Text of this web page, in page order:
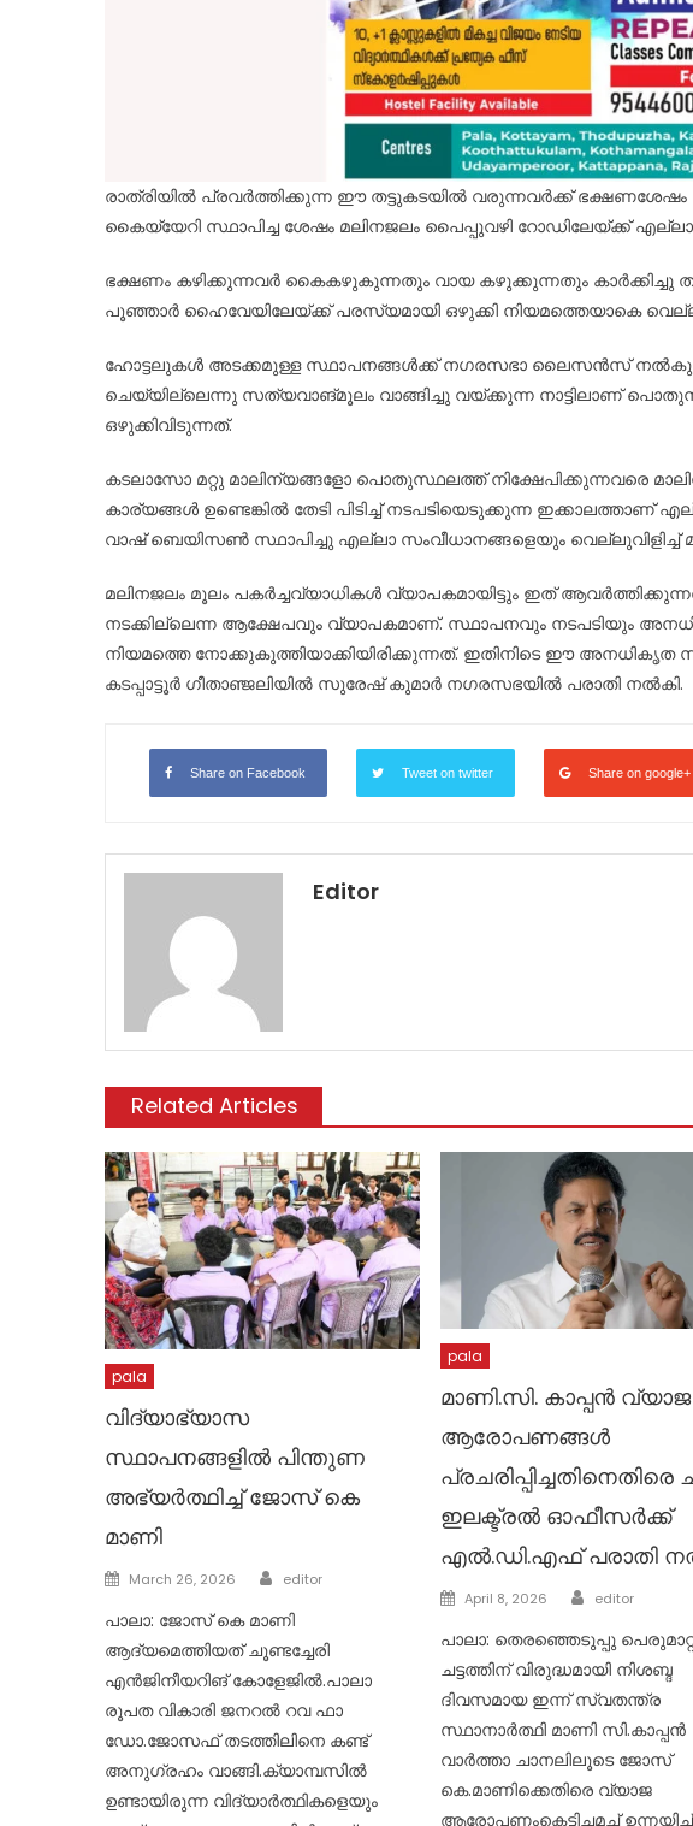
രാത്രിയിൽ പ്രവർത്തിക്കുന്ന ഈ തട്ടുകടയിൽ വരുന്നവർക്ക്
കൈയ്യേറി സ്ഥാപിച്ച ശേഷം മലിനജലം പൈപ്പുവഴി റോഡിലേയ്ക്ക്
ഭക്ഷണം കഴിക്കുന്നവർ കൈകഴുകുന്നതും വായ കഴുക്കുന്നതും കാർക്കിച്ചു
പൂഞ്ഞാർ ഹൈവേയിലേയ്ക്ക് പരസ്യമായി ഒഴുക്കി നിയമത്തെയാകെ
ഹോട്ടലുകൾ അടക്കമുള്ള സ്ഥാപനങ്ങൾക്ക് നഗരസഭാ ലൈസൻസ്
ചെയ്യില്ലെന്നു സത്യവാങ്മൂലം വാങ്ങിച്ചു വയ്ക്കുന്ന നാട്ടിലാണ്
ഒഴുക്കിവിടുന്നത്.
കടലാസോ മറ്റു മാലിന്യങ്ങളോ പൊതുസ്ഥലത്ത് നിക്ഷേപിക്കുന്നവരെ
കാര്യങ്ങൾ ഉണ്ടെങ്കിൽ തേടി പിടിച്ച് നടപടിയെടുക്കുന്ന ഇക്കാലത്താണ്
വാഷ് ബെയിസൺ സ്ഥാപിച്ചു എല്ലാ സംവീധാനങ്ങളെയും വെല്ലുവിളിച്ച്
മലിനജലം മൂലം പകർച്ചവ്യാധികൾ വ്യാപകമായിട്ടും ഇത്
നടക്കില്ലെന്ന ആക്ഷേപവും വ്യാപകമാണ്. സ്ഥാപനവും നടപടിയും
നിയമത്തെ നോക്കുകുത്തിയാക്കിയിരിക്കുന്നത്. ഇതിനിടെ ഈ അനധികൃത
കടപ്പാട്ടൂർ ഗീതാഞ്ജലിയിൽ സുരേഷ് കുമാർ നഗരസഭയിൽ പരാതി നൽകി.
Share on Facebook Tweet on twitter Share on google+
Editor
Related Articles
pala
വിദ്യാഭ്യാസ
സ്ഥാപനങ്ങളിൽ പിന്തുണ
അഭ്യർത്ഥിച്ച് ജോസ് കെ
മാണി
Posted
March 26, 2026 Author
editor
പാലാ: ജോസ് കെ മാണി
ആദ്യമെത്തിയത് ചൂണ്ടച്ചേരി
എൻജിനീയറിങ് കോളേജിൽ.പാലാ
രൂപത വികാരി ജനറൽ റവ ഫാ
ഡോ.ജോസഫ് തടത്തിലിനെ കണ്ട്
അനുഗ്രഹം വാങ്ങി.ക്യാമ്പസിൽ
ഉണ്ടായിരുന്ന വിദ്യാർത്ഥികളെയും
pala
മാണി.സി. കാപ്പൻ വ്യാജ
ആരോപണങ്ങൾ
പ്രചരിപ്പിച്ചതിനെതിരെ
ഇലക്ട്രൽ ഓഫീസർക്ക്
എൽ.ഡി.എഫ് പരാതി
Posted
April 8, 2026 Author
editor
പാലാ: തെരഞ്ഞെടുപ്പു
ചട്ടത്തിന് വിരുദ്ധമായി നിശബ്ദ
ദിവസമായ ഇന്ന് സ്വതന്ത്ര
സ്ഥാനാർത്ഥി മാണി സി.കാപ്പൻ
വാർത്താ ചാനലിലൂടെ ജോസ്
കെ.മാണിക്കെതിരെ വ്യാജ
ആരോപണംകെട്ടിച്ചമച്ച് ഉന്നയിച്ച്